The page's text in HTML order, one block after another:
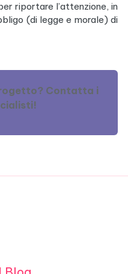
riportare l’attenzione, in
(di legge e morale) di
Contatta i